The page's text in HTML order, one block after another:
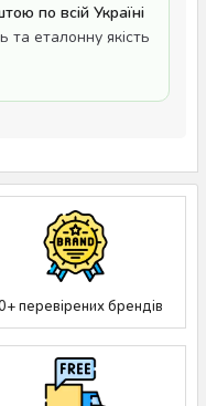
по всій Україні
та еталонну якість
перевірених брендів